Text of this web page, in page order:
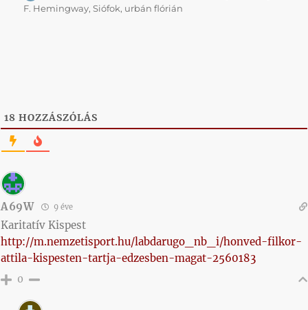
F. Hemingway,Siófok, urbán flórián
18 HOZZÁSZÓLÁS
A69W 9 éve
Karitatív Kispest
http://m.nemzetisport.hu/labdarugo_nb_i/honved-filkor-
attila-kispesten-tartja-edzesben-magat-2560183
0